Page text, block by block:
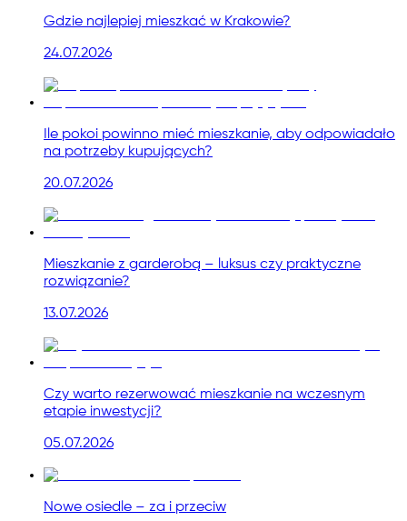
Gdzie najlepiej mieszkać w Krakowie?
24.07.2026
Ile pokoi powinno mieć mieszkanie, aby odpowiadało
na potrzeby kupujących?
20.07.2026
Mieszkanie z garderobą – luksus czy praktyczne
rozwiązanie?
13.07.2026
Czy warto rezerwować mieszkanie na wczesnym
etapie inwestycji?
05.07.2026
Nowe osiedle – za i przeciw